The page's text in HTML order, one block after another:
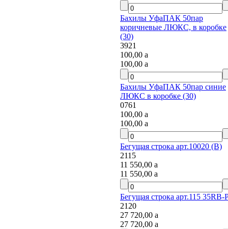
Бахилы УфаПАК 50пар
коричневые ЛЮКС, в коробке
(30)
3921
100,00a
100,00a
Бахилы УфаПАК 50пар синие
ЛЮКС в коробке (30)
0761
100,00a
100,00a
Бегущая строка арт.10020 (B)
2115
11 550,00a
11 550,00a
Бегущая строка арт.115 35RB-P
2120
27 720,00a
27 720,00a